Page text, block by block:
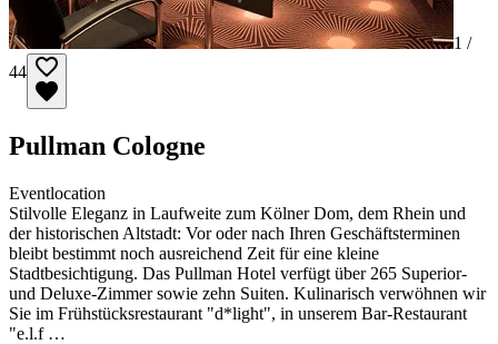
1 /
44
Pullman Cologne
Eventlocation
Stilvolle Eleganz in Laufweite zum Kölner Dom, dem Rhein und
der historischen Altstadt: Vor oder nach Ihren Geschäftsterminen
bleibt bestimmt noch ausreichend Zeit für eine kleine
Stadtbesichtigung. Das Pullman Hotel verfügt über 265 Superior-
und Deluxe-Zimmer sowie zehn Suiten. Kulinarisch verwöhnen wir
Sie im Frühstücksrestaurant "d*light", in unserem Bar-Restaurant
"e.l.f …